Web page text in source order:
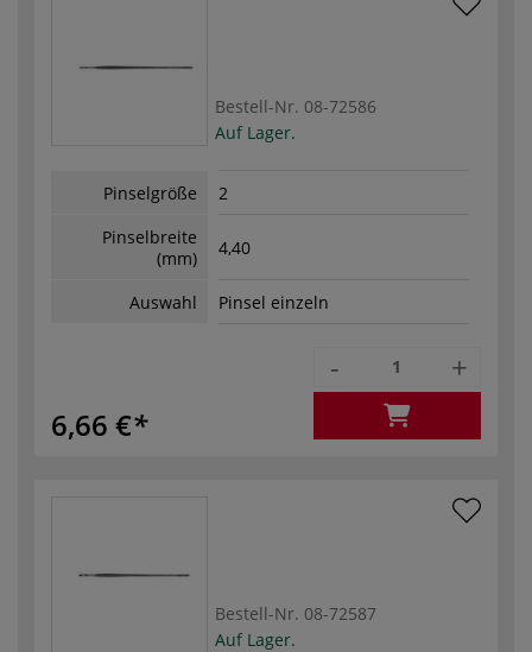
Bestell-Nr. 08-72586
Auf Lager.
Pinselgröße
2
Pinselbreite
(mm)
4,40
Auswahl Pinsel einzeln
6,66 €
- +
Bestell-Nr. 08-72587
Auf Lager.